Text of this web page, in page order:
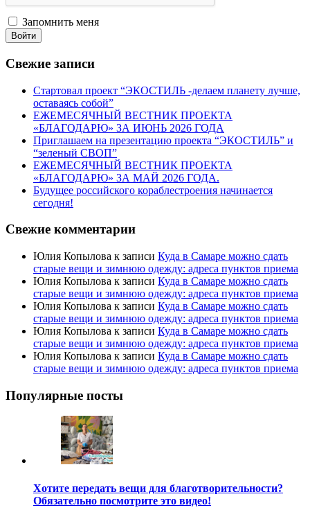
Запомнить меня
Войти
Свежие записи
Стартовал проект “ЭКОСТИЛЬ -делаем планету лучше,
оставаясь собой”
ЕЖЕМЕСЯЧНЫЙ ВЕСТНИК ПРОЕКТА
«БЛАГОДАРЮ» ЗА ИЮНЬ 2026 ГОДА
Приглашаем на презентацию проекта “ЭКОСТИЛЬ” и
“зеленый СВОП”
ЕЖЕМЕСЯЧНЫЙ ВЕСТНИК ПРОЕКТА
«БЛАГОДАРЮ» ЗА МАЙ 2026 ГОДА.
Будущее российского кораблестроения начинается
сегодня!
Свежие комментарии
Юлия Копылова к записи Куда в Самаре можно сдать
старые вещи и зимнюю одежду: адреса пунктов приема
Юлия Копылова к записи Куда в Самаре можно сдать
старые вещи и зимнюю одежду: адреса пунктов приема
Юлия Копылова к записи Куда в Самаре можно сдать
старые вещи и зимнюю одежду: адреса пунктов приема
Юлия Копылова к записи Куда в Самаре можно сдать
старые вещи и зимнюю одежду: адреса пунктов приема
Юлия Копылова к записи Куда в Самаре можно сдать
старые вещи и зимнюю одежду: адреса пунктов приема
Популярные посты
Хотите передать вещи для благотворительности?
Обязательно посмотрите это видео!